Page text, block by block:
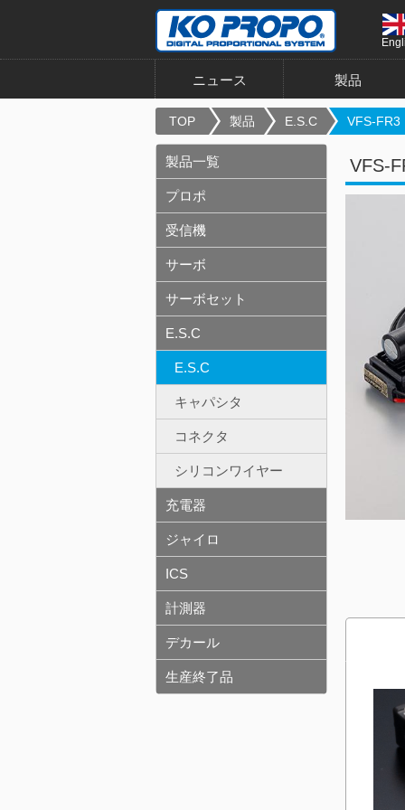
ニュース 製品
TOP 製品 E.S.C VFS-FR3
VFS-
製品一覧
プロポ
受信機
サーボ
サーボセット
E.S.C
E.S.C
キャパシタ
コネクタ
シリコンワイヤー
充電器
ジャイロ
ICS
計測器
デカール
生産終了品